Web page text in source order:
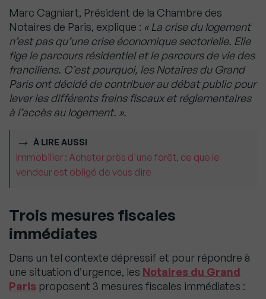
Marc Cagniart, Président de la Chambre des
Notaires de Paris, explique : « La crise du logement
n’est pas qu’une crise économique sectorielle. Elle
fige le parcours résidentiel et le parcours de vie des
franciliens. C’est pourquoi, les Notaires du Grand
Paris ont décidé de contribuer au débat public pour
lever les différents freins fiscaux et réglementaires
à l’accès au logement. ».
À LIRE AUSSI
Immobilier : Acheter près d'une forêt, ce que le
vendeur est obligé de vous dire
Trois mesures fiscales
immédiates
Dans un tel contexte dépressif et pour répondre à
une situation d’urgence, les Notaires du Grand
Paris proposent 3 mesures fiscales immédiates :